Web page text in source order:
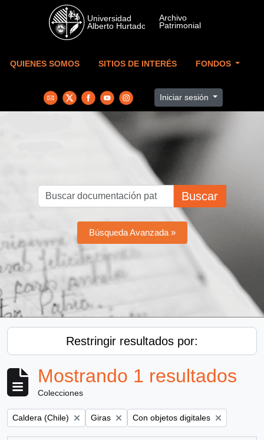
Skip to main content
QUIENES SOMOS SITIOS DE INTERÉS FONDOS
Iniciar sesión
Buscar
Búsqueda Avanzada »
Restringir resultados por:
Mostrando 1 resultados
Colecciones
Remove filter:
Caldera (Chile) Remove filter:
Giras Remove filter:
Con objetos digitales